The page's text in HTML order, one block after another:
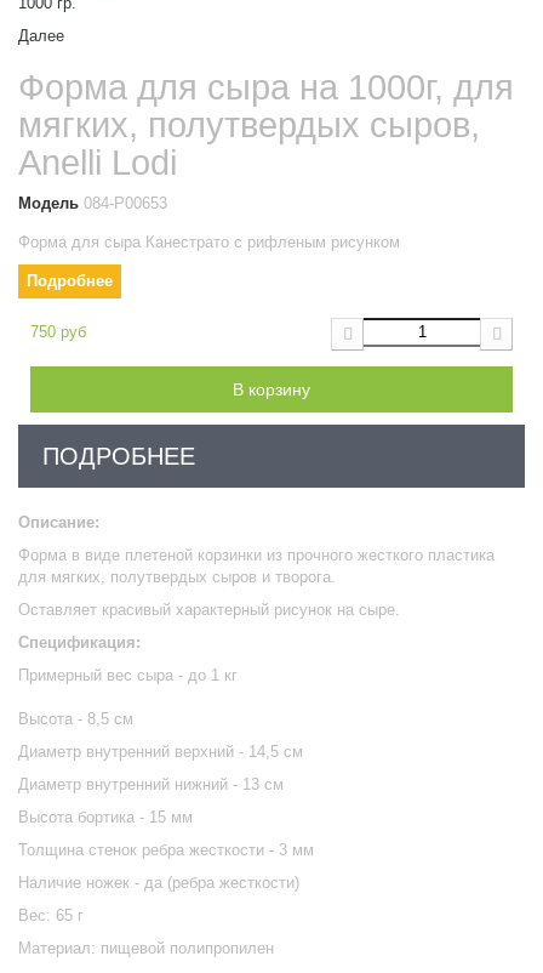
Далее
Форма для сыра на 1000г, для
мягких, полутвердых сыров,
Anelli Lodi
Модель 084-Р00653
Форма для сыра Канестрато с рифленым рисунком
Подробнее
750 руб
В корзину
ПОДРОБНЕЕ
Описание:
Форма в виде плетеной корзинки из прочного жесткого пластика
для мягких, полутвердых сыров и творога.
Оставляет красивый характерный рисунок на сыре.
Спецификация:
Примерный вес сыра - до 1 кг
Высота - 8,5 см
Диаметр внутренний верхний - 14,5 см
Диаметр внутренний нижний - 13 см
Высота бортика - 15 мм
Толщина стенок ребра жесткости - 3 мм
Наличие ножек - да (ребра жесткости)
Вес: 65 г
Материал: пищевой полипропилен